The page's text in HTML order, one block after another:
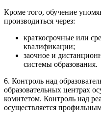
Кроме того, обучение
производиться через:
краткосрочные или
квалификации;
заочное и
системы образования.
6. Контроль над
образовательных центрах
комитетом. Контроль над
осуществляется